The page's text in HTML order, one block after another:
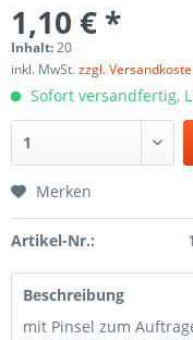
1,10 € *
Inhalt:20
inkl. MwSt.zzgl.
Sofort versandfertig,
Merken
Artikel-Nr.:
Beschreibung
mit Pinsel zum